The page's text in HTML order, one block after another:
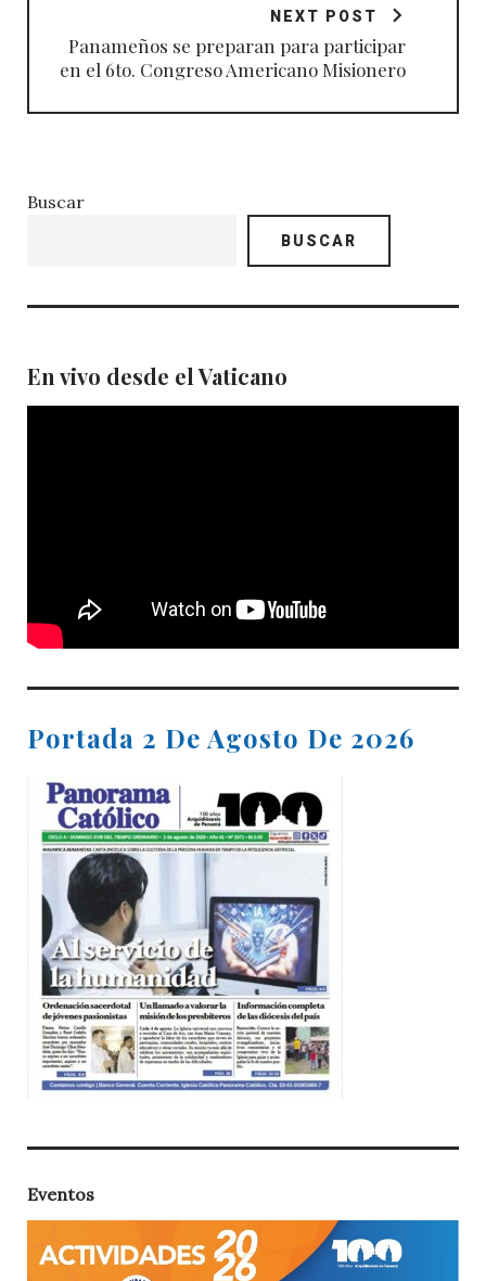
NEXT POST
Panameños se preparan para participar
en el 6to. Congreso Americano Misionero
Buscar
BUSCAR
En vivo desde el Vaticano
Portada 2 De Agosto De 2026
Eventos